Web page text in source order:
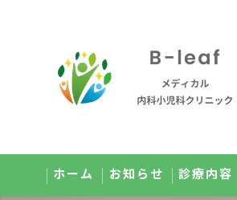
ホーム お知らせ 診療内容